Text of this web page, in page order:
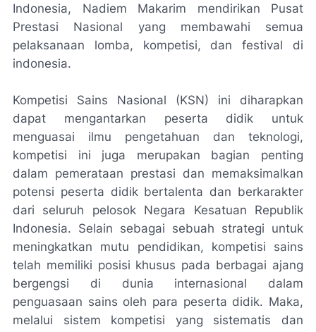
Indonesia, Nadiem Makarim mendirikan Pusat
Prestasi Nasional yang membawahi semua
pelaksanaan lomba, kompetisi, dan festival di
indonesia.
Kompetisi Sains Nasional (KSN) ini diharapkan
dapat mengantarkan peserta didik untuk
menguasai ilmu pengetahuan dan teknologi,
kompetisi ini juga merupakan bagian penting
dalam pemerataan prestasi dan memaksimalkan
potensi peserta didik bertalenta dan berkarakter
dari seluruh pelosok Negara Kesatuan Republik
Indonesia. Selain sebagai sebuah strategi untuk
meningkatkan mutu pendidikan, kompetisi sains
telah memiliki posisi khusus pada berbagai ajang
bergengsi di dunia internasional dalam
penguasaan sains oleh para peserta didik. Maka,
melalui sistem kompetisi yang sistematis dan